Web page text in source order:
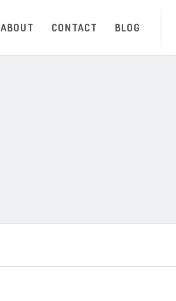
ABOUT CONTACT BLOG